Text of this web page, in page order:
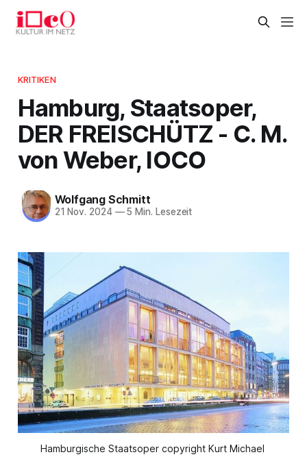
KRITIKEN
Hamburg, Staatsoper,
DER FREISCHÜTZ - C. M.
von Weber, IOCO
Wolfgang Schmitt
21 Nov. 2024 —5 Min. Lesezeit
Hamburgische Staatsoper copyright Kurt Michael